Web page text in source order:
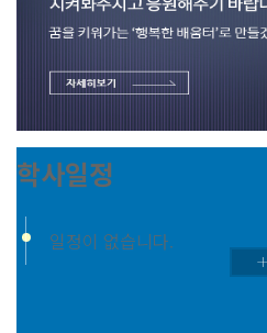
학사일정
일정이 없습니다.